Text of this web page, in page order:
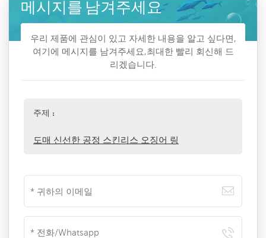
메시지를 남겨주세요
우리 제품에 관심이 있고 자세한 내용을 알고 싶다면,
여기에 메시지를 남겨주세요,최대한 빨리 회신해 드
리겠습니다.
주제 :
도매 신선한 공정 스킨리스 오징어 링